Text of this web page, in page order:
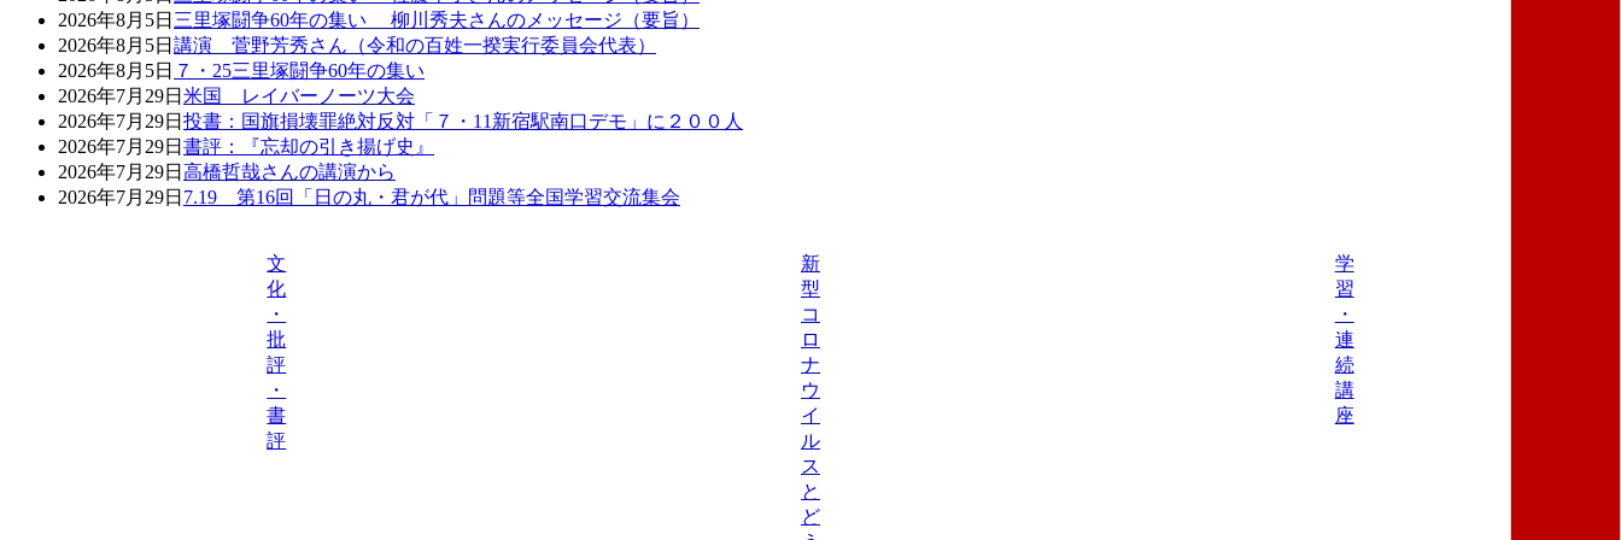
2026年8月5日 三里塚闘争60年の集い 柳川秀夫さんのメッセージ（要旨）
2026年8月5日 講演 菅野芳秀さん（令和の百姓一揆実行委員会代表）
2026年8月5日 ７・25三里塚闘争60年の集い
2026年7月29日 米国 レイバーノーツ大会
2026年7月29日 投書：国旗損壊罪絶対反対「７・11新宿駅南口デモ」に２００人
2026年7月29日 書評：『忘却の引き揚げ史』
2026年7月29日 高橋哲哉さんの講演から
2026年7月29日 7.19 第16回「日の丸・君が代」問題等全国学習交流集会
文
化
・
批
評
・
書
評
新
型
コ
ロ
ナ
ウ
イ
ル
ス
と
ど
学
習
・
連
続
講
座